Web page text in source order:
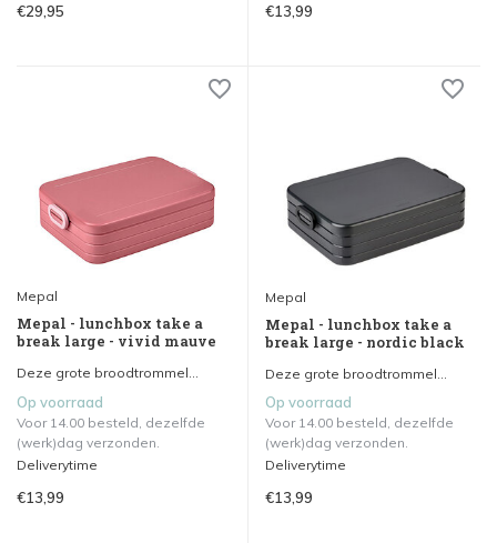
€29,95 €13,99
Mepal
Mepal - lunchbox take a
break large - vivid mauve
Deze grote broodtrommel...
Op voorraad
Voor 14.00 besteld, dezelfde
(werk)dag verzonden.
Deliverytime
€13,99
Mepal
Mepal - lunchbox take a
break large - nordic black
Deze grote broodtrommel...
Op voorraad
Voor 14.00 besteld, dezelfde
(werk)dag verzonden.
Deliverytime
€13,99